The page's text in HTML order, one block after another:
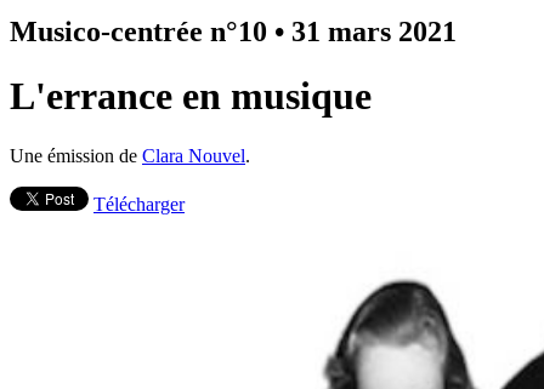
Musico-centrée n°10 • 31 mars 2021
L'errance en musique
Une émission de Clara Nouvel.
Télécharger